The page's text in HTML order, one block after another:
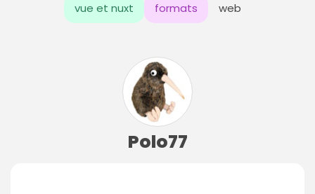
vue et nuxt formats web
Polo77